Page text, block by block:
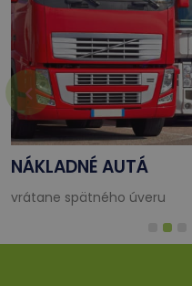
NÁKLADNÉ AUTÁ
vrátane spätného úveru